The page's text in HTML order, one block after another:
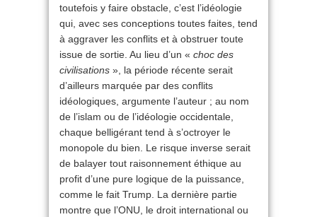
toutefois y faire obstacle, c’est l’idéologie
qui, avec ses conceptions toutes faites, tend
à aggraver les conflits et à obstruer toute
issue de sortie. Au lieu d’un « choc des
civilisations », la période récente serait
d’ailleurs marquée par des conflits
idéologiques, argumente l’auteur ; au nom
de l’islam ou de l’idéologie occidentale,
chaque belligérant tend à s’octroyer le
monopole du bien. Le risque inverse serait
de balayer tout raisonnement éthique au
profit d’une pure logique de la puissance,
comme le fait Trump. La dernière partie
montre que l’ONU, le droit international ou